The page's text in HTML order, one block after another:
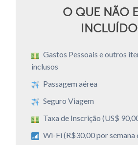
O QUE NÃO
Gastos Pessoais e outros
inclusos
Passagem aérea
Seguro Viagem
Taxa de Inscrição (US$
Wi-Fi (R$30,00 por semana